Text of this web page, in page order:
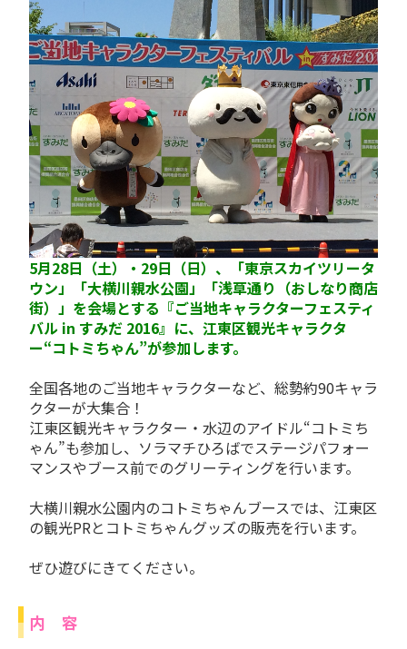
5月28日（土）・29日（日）、「東京スカイツリータ
ウン」「大横川親水公園」「浅草通り（おしなり商店
街）」を会場とする『ご当地キャラクターフェスティ
バル in すみだ 2016』に、江東区観光キャラクタ
ー“コトミちゃん”が参加します。
全国各地のご当地キャラクターなど、総勢約90キャラ
クターが大集合！
江東区観光キャラクター・水辺のアイドル“コトミち
ゃん”も参加し、ソラマチひろばでステージパフォー
マンスやブース前でのグリーティングを行います。
大横川親水公園内のコトミちゃんブースでは、江東区
の観光PRとコトミちゃんグッズの販売を行います。
ぜひ遊びにきてください。
内 容